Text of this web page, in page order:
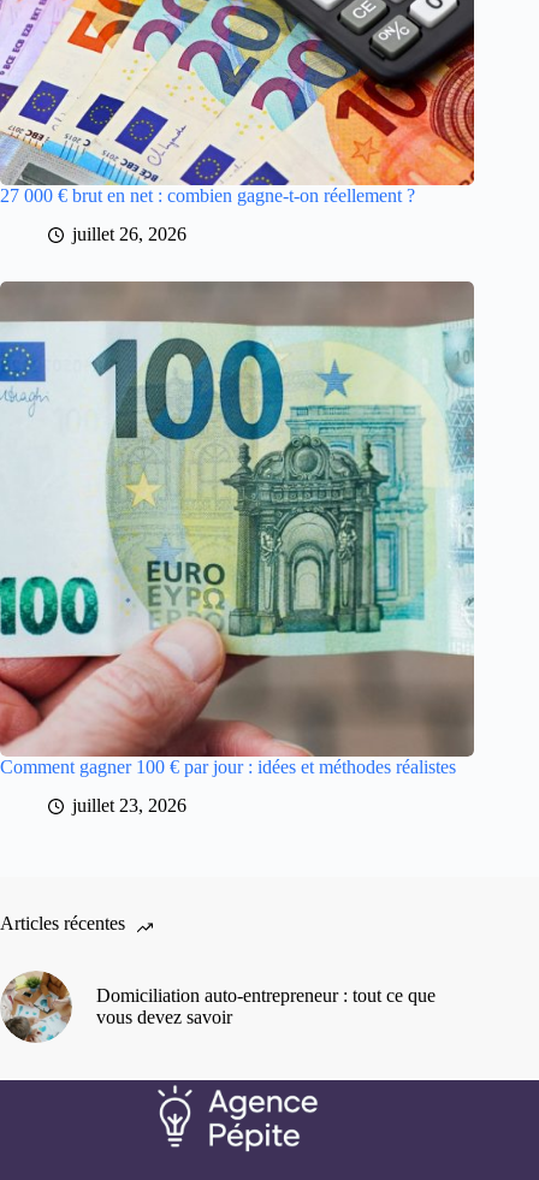
27 000 € brut en net : combien gagne-t-on réellement ?
juillet 26, 2026
Comment gagner 100 € par jour : idées et méthodes réalistes
juillet 23, 2026
Articles récentes
Domiciliation auto-entrepreneur : tout ce que
vous devez savoir